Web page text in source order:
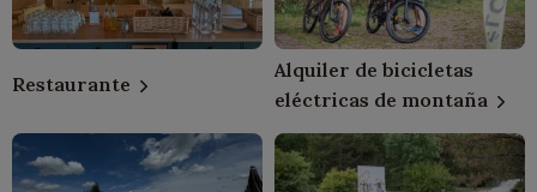
Restaurante
Alquiler de bicicletas
eléctricas de montaña